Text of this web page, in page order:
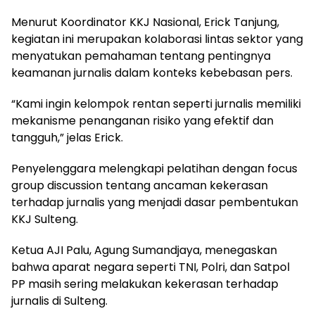
Menurut Koordinator KKJ Nasional, Erick Tanjung,
kegiatan ini merupakan kolaborasi lintas sektor yang
menyatukan pemahaman tentang pentingnya
keamanan jurnalis dalam konteks kebebasan pers.
“Kami ingin kelompok rentan seperti jurnalis memiliki
mekanisme penanganan risiko yang efektif dan
tangguh,” jelas Erick.
Penyelenggara melengkapi pelatihan dengan focus
group discussion tentang ancaman kekerasan
terhadap jurnalis yang menjadi dasar pembentukan
KKJ Sulteng.
Ketua AJI Palu, Agung Sumandjaya, menegaskan
bahwa aparat negara seperti TNI, Polri, dan Satpol
PP masih sering melakukan kekerasan terhadap
jurnalis di Sulteng.